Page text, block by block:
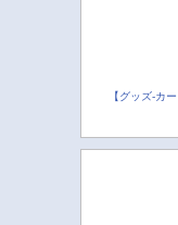
【グッズ-カ